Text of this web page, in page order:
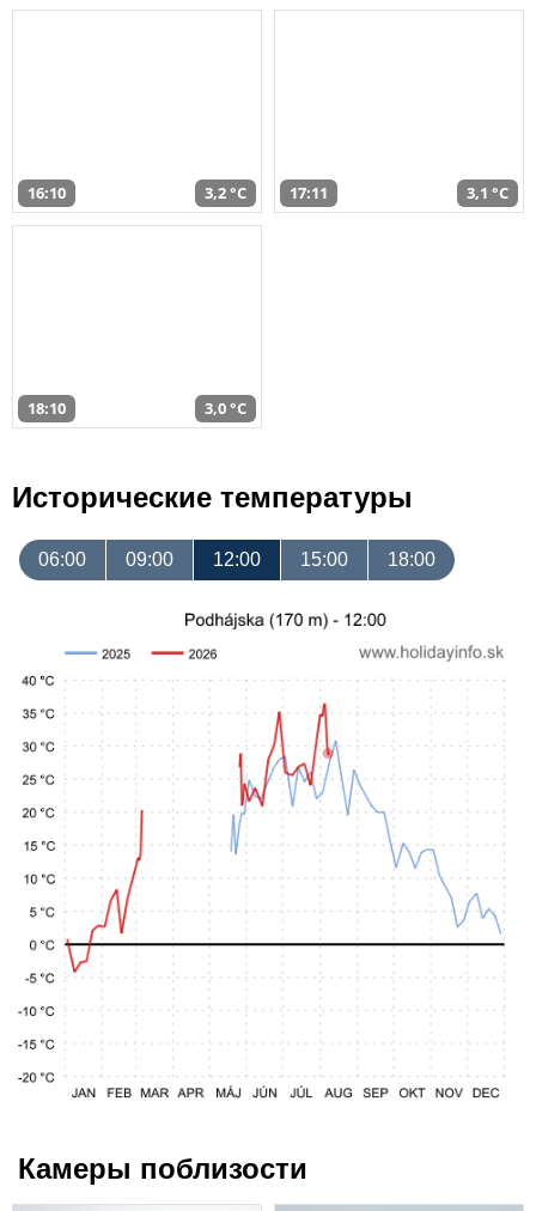
16:10 3,2 °C 17:11 3,1 °C
18:10 3,0 °C
Исторические температуры
06:00 09:00 12:00 15:00 18:00
Камеры поблизости